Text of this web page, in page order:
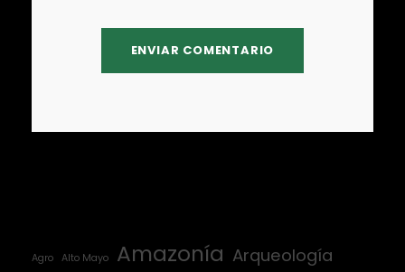
Agro Alto Mayo Amazonía Arqueología